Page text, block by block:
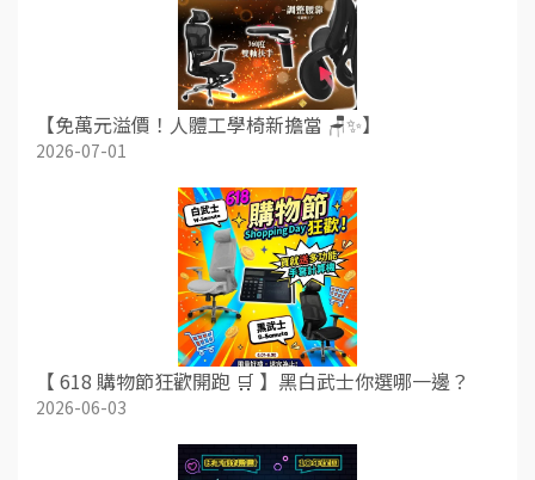
【免萬元溢價！人體工學椅新擔當 🪑✨】
2026-07-01
【 618 購物節狂歡開跑 🛒 】黑白武士你選哪一邊？
2026-06-03